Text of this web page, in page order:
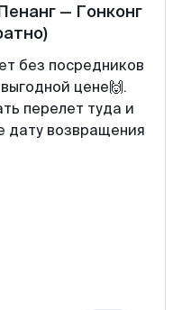
— Гонконг
без посредников
цене🙌.
перелет туда и
дату возвращения